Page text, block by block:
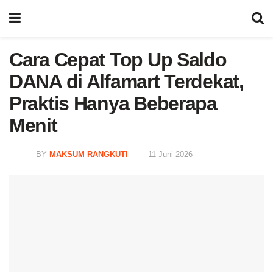
Cara Cepat Top Up Saldo
DANA di Alfamart Terdekat,
Praktis Hanya Beberapa
Menit
BY MAKSUM RANGKUTI 11 Juni 2026